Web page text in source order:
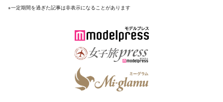
※一定期間を過ぎた記事は非表示になることがあります